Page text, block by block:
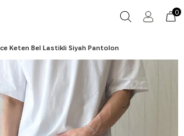
0
Keten Bel Lastikli Siyah Pantolon